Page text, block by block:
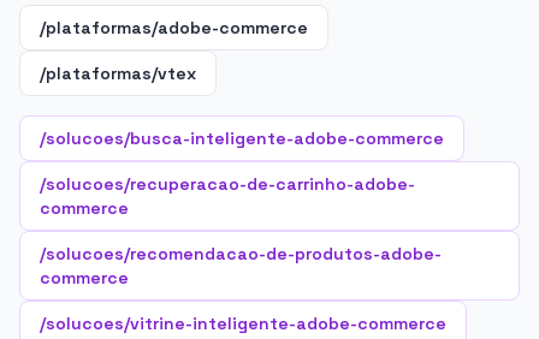
/plataformas/adobe-commerce
/plataformas/vtex
/solucoes/busca-inteligente-adobe-commerce
/solucoes/recuperacao-de-carrinho-adobe-
commerce
/solucoes/recomendacao-de-produtos-adobe-
commerce
/solucoes/vitrine-inteligente-adobe-commerce